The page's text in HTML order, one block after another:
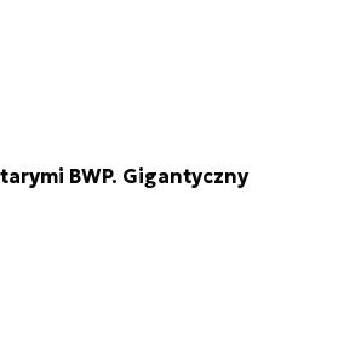
BWP. Gigantyczny